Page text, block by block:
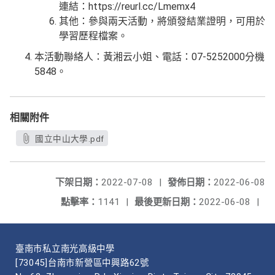
連結：https://reurl.cc/Lmemx4
其他：參與兩天活動，將頒發結業證明，可用於
學習歷程檔案。
本活動聯絡人：黃湘云小姐、電話：07-5252000分機
5848。
相關附件
國立中山大學.pdf
發佈日期： 2022-06-08
下架日期： 2022-07-08
|
最後更新日期： 2022-06-08 |
點擊率： 1141 |
臺南市私立南光高級中學
[73045]台南市新營區中興路62號